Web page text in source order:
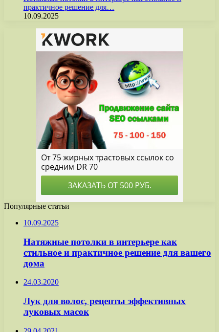
практичное решение для…
10.09.2025
Популярные статьи
10.09.2025
Натяжные потолки в интерьере как
стильное и практичное решение для вашего
дома
24.03.2020
Лук для волос, рецепты эффективных
луковых масок